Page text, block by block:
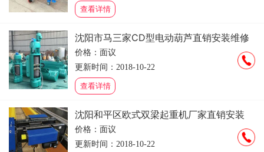
查看详情
沈阳市马三家CD型电动葫芦直销安装维修
价格：面议
更新时间：2018-10-22
查看详情
沈阳和平区欧式双梁起重机厂家直销安装
价格：面议
更新时间：2018-10-22